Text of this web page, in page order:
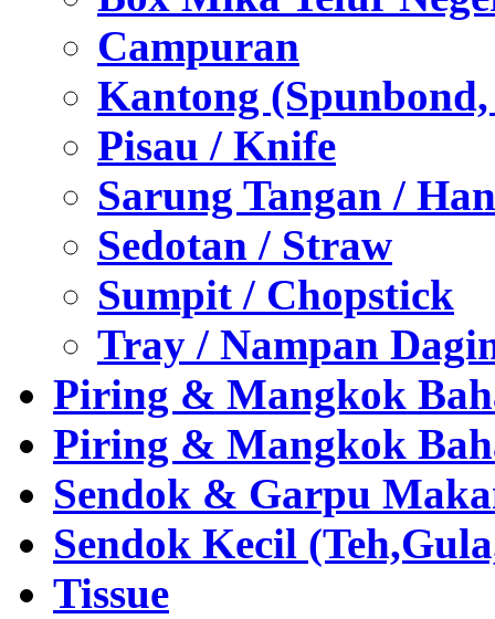
Campuran
Kantong
Pisau / Knife
Sarung Tangan /
Sedotan / Straw
Sumpit / Chopstick
Tray / Nampan
Piring & Mangkok
Piring & Mangkok
Sendok & Garpu
Sendok Kecil
Tissue